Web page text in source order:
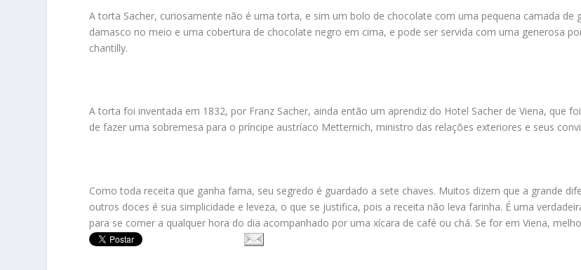
A torta Sacher, curiosamente não é uma torta, e sim um bolo de chocolate com uma pequena camada de
damasco no meio e uma cobertura de chocolate negro em cima, e pode ser servida com uma generosa
chantilly.
A torta foi inventada em 1832, por Franz Sacher, ainda então um aprendiz do Hotel Sacher de Viena, que
de fazer uma sobremesa para o príncipe austríaco Metternich, ministro das relações exteriores e seus
Como toda receita que ganha fama, seu segredo é guardado a sete chaves. Muitos dizem que a grande
outros doces é sua simplicidade e leveza, o que se justifica, pois a receita não leva farinha. É uma
para se comer a qualquer hora do dia acompanhado por uma xícara de café ou chá. Se for em Viena,